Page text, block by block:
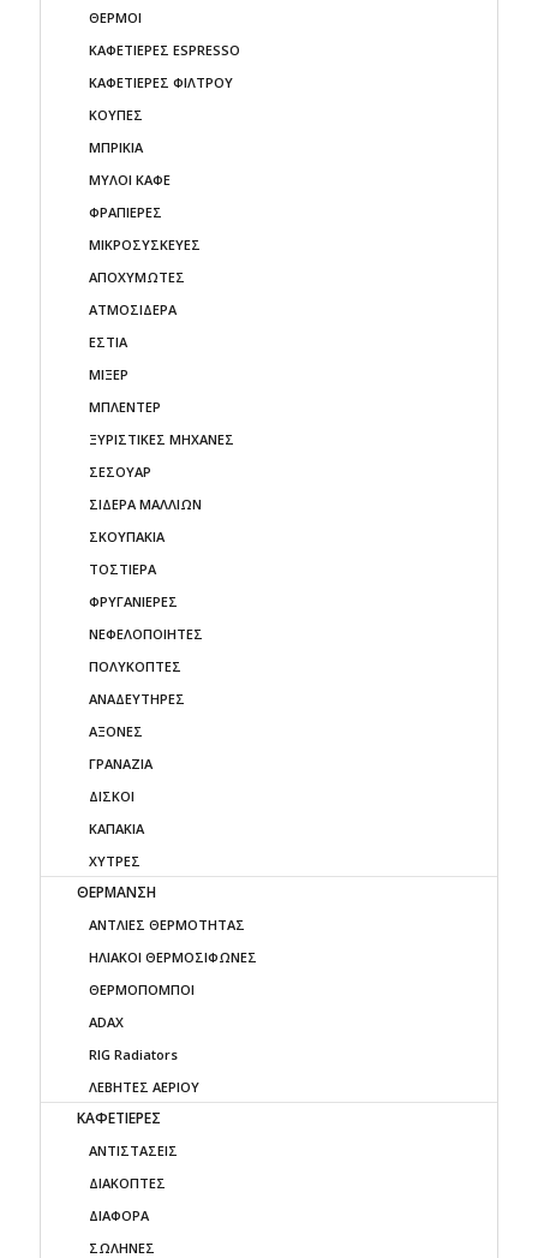
ΘΕΡΜΟΙ
ΚΑΦΕΤΙΕΡΕΣ ESPRESSO
ΚΑΦΕΤΙΕΡΕΣ ΦΙΛΤΡΟΥ
ΚΟΥΠΕΣ
ΜΠΡΙΚΙΑ
ΜΥΛΟΙ ΚΑΦΕ
ΦΡΑΠΙΕΡΕΣ
ΜΙΚΡΟΣΥΣΚΕΥΕΣ
ΑΠΟΧΥΜΩΤΕΣ
ΑΤΜΟΣΙΔΕΡΑ
ΕΣΤΙΑ
ΜΙΞΕΡ
ΜΠΛΕΝΤΕΡ
ΞΥΡΙΣΤΙΚΕΣ ΜΗΧΑΝΕΣ
ΣΕΣΟΥΑΡ
ΣΙΔΕΡΑ ΜΑΛΛΙΩΝ
ΣΚΟΥΠΑΚΙΑ
ΤΟΣΤΙΕΡΑ
ΦΡΥΓΑΝΙΕΡΕΣ
ΝΕΦΕΛΟΠΟΙΗΤΕΣ
ΠΟΛΥΚΟΠΤΕΣ
ΑΝΑΔΕΥΤΗΡΕΣ
ΑΞΟΝΕΣ
ΓΡΑΝΑΖΙΑ
ΔΙΣΚΟΙ
ΚΑΠΑΚΙΑ
ΧΥΤΡΕΣ
ΘΕΡΜΑΝΣΗ
ΑΝΤΛΙΕΣ ΘΕΡΜΟΤΗΤΑΣ
ΗΛΙΑΚΟΙ ΘΕΡΜΟΣΙΦΩΝΕΣ
ΘΕΡΜΟΠΟΜΠΟΙ
ADAX
RIG Radiators
ΛΕΒΗΤΕΣ ΑΕΡΙΟΥ
ΚΑΦΕΤΙΕΡΕΣ
ΑΝΤΙΣΤΑΣΕΙΣ
ΔΙΑΚΟΠΤΕΣ
ΔΙΑΦΟΡΑ
ΣΩΛΗΝΕΣ